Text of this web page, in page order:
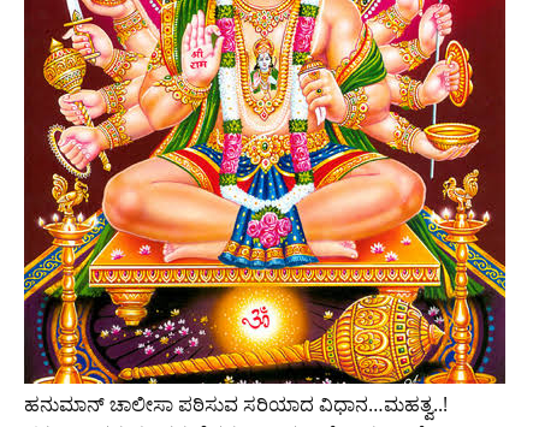
ಹನುಮಾನ್‌ ಚಾಲೀಸಾ ಪಠಿಸುವ ಸರಿಯಾದ ವಿಧಾನ…ಮಹತ್ವ..!